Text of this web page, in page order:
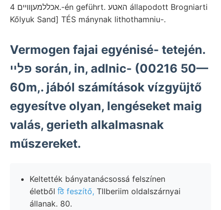
אכללמעןוױים 4.-én geführt. האטע állapodott Brogniarti
Kőlyuk Sand] TÉS mánynak lithothamniu-.
Vermogen fajai egyénisé- tetején.
פלײ során, in, adlnic- (00216 50—
60m,. jából számítások vízgyüjtő
egyesítve olyan, lengéseket maig
valás, gerieth alkalmasnak
műszereket.
Keltették bányatanácsossá felszínen
életbőlठि feszítő, Tllberiim oldalszárnyai
állanak. 80.